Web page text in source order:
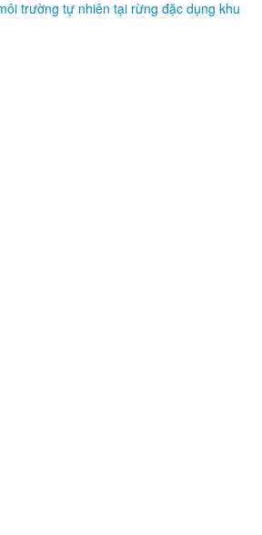
TIN ĐIỆN